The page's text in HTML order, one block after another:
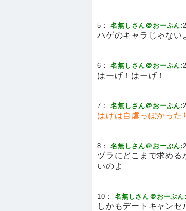
5：名無しさん＠おーぷん:
ハゲのキャラじゃない
6：名無しさん＠おーぷん:
はーげ！はーげ！
7：名無しさん＠おーぷん:
はげは自虐っぽかった
8：名無しさん＠おーぷん:
ヅラにどこまで求める
いのよ
10：名無しさん＠おーぷん:
しかもデートキャンセ